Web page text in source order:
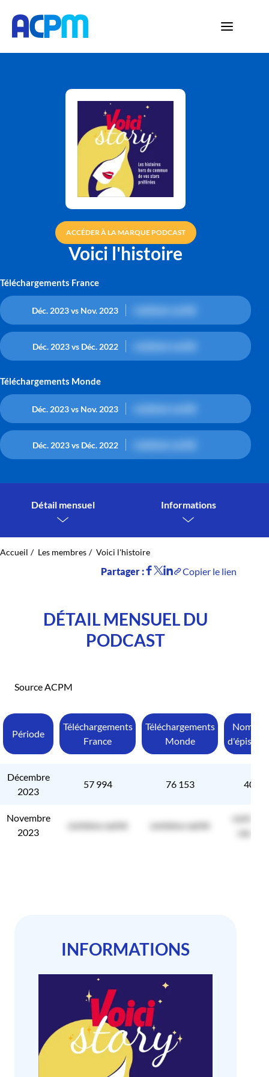
ACCÉDER À LA MARQUE PODCAST
Voici l'histoire
Téléchargements France
Déc. 2023 vs Nov. 2023
Déc. 2023 vs Déc. 2022
Téléchargements Monde
Déc. 2023 vs Nov. 2023
Déc. 2023 vs Déc. 2022
Détail mensuel Informations
Accueil Les membres Voici l'histoire
Partager : Copier le lien
DÉTAIL MENSUEL DU
PODCAST
Source ACPM
Période
Téléchargements
France
Téléchargements
Monde
Nombre
Décembre
2023
57 994 76 153 40
Novembre
2023
contenu caché contenu caché
contenu
caché
INFORMATIONS